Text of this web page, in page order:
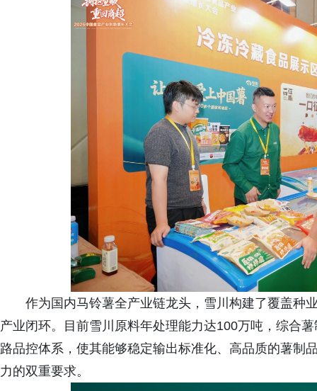
作为国内马铃薯全产业链龙头，雪川构建了覆盖种
产业闭环。目前雪川原料年处理能力达100万吨，综合
路品控体系，使其能够稳定输出标准化、高品质的薯制
力的双重要求。